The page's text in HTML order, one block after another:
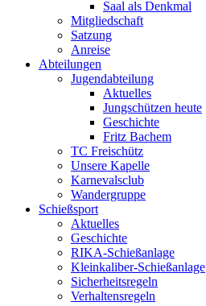
Saal als Denkmal
Mitgliedschaft
Satzung
Anreise
Abteilungen
Jugendabteilung
Aktuelles
Jungschützen heute
Geschichte
Fritz Bachem
TC Freischütz
Unsere Kapelle
Karnevalsclub
Wandergruppe
Schießsport
Aktuelles
Geschichte
RIKA-Schießanlage
Kleinkaliber-Schießanlage
Sicherheitsregeln
Verhaltensregeln